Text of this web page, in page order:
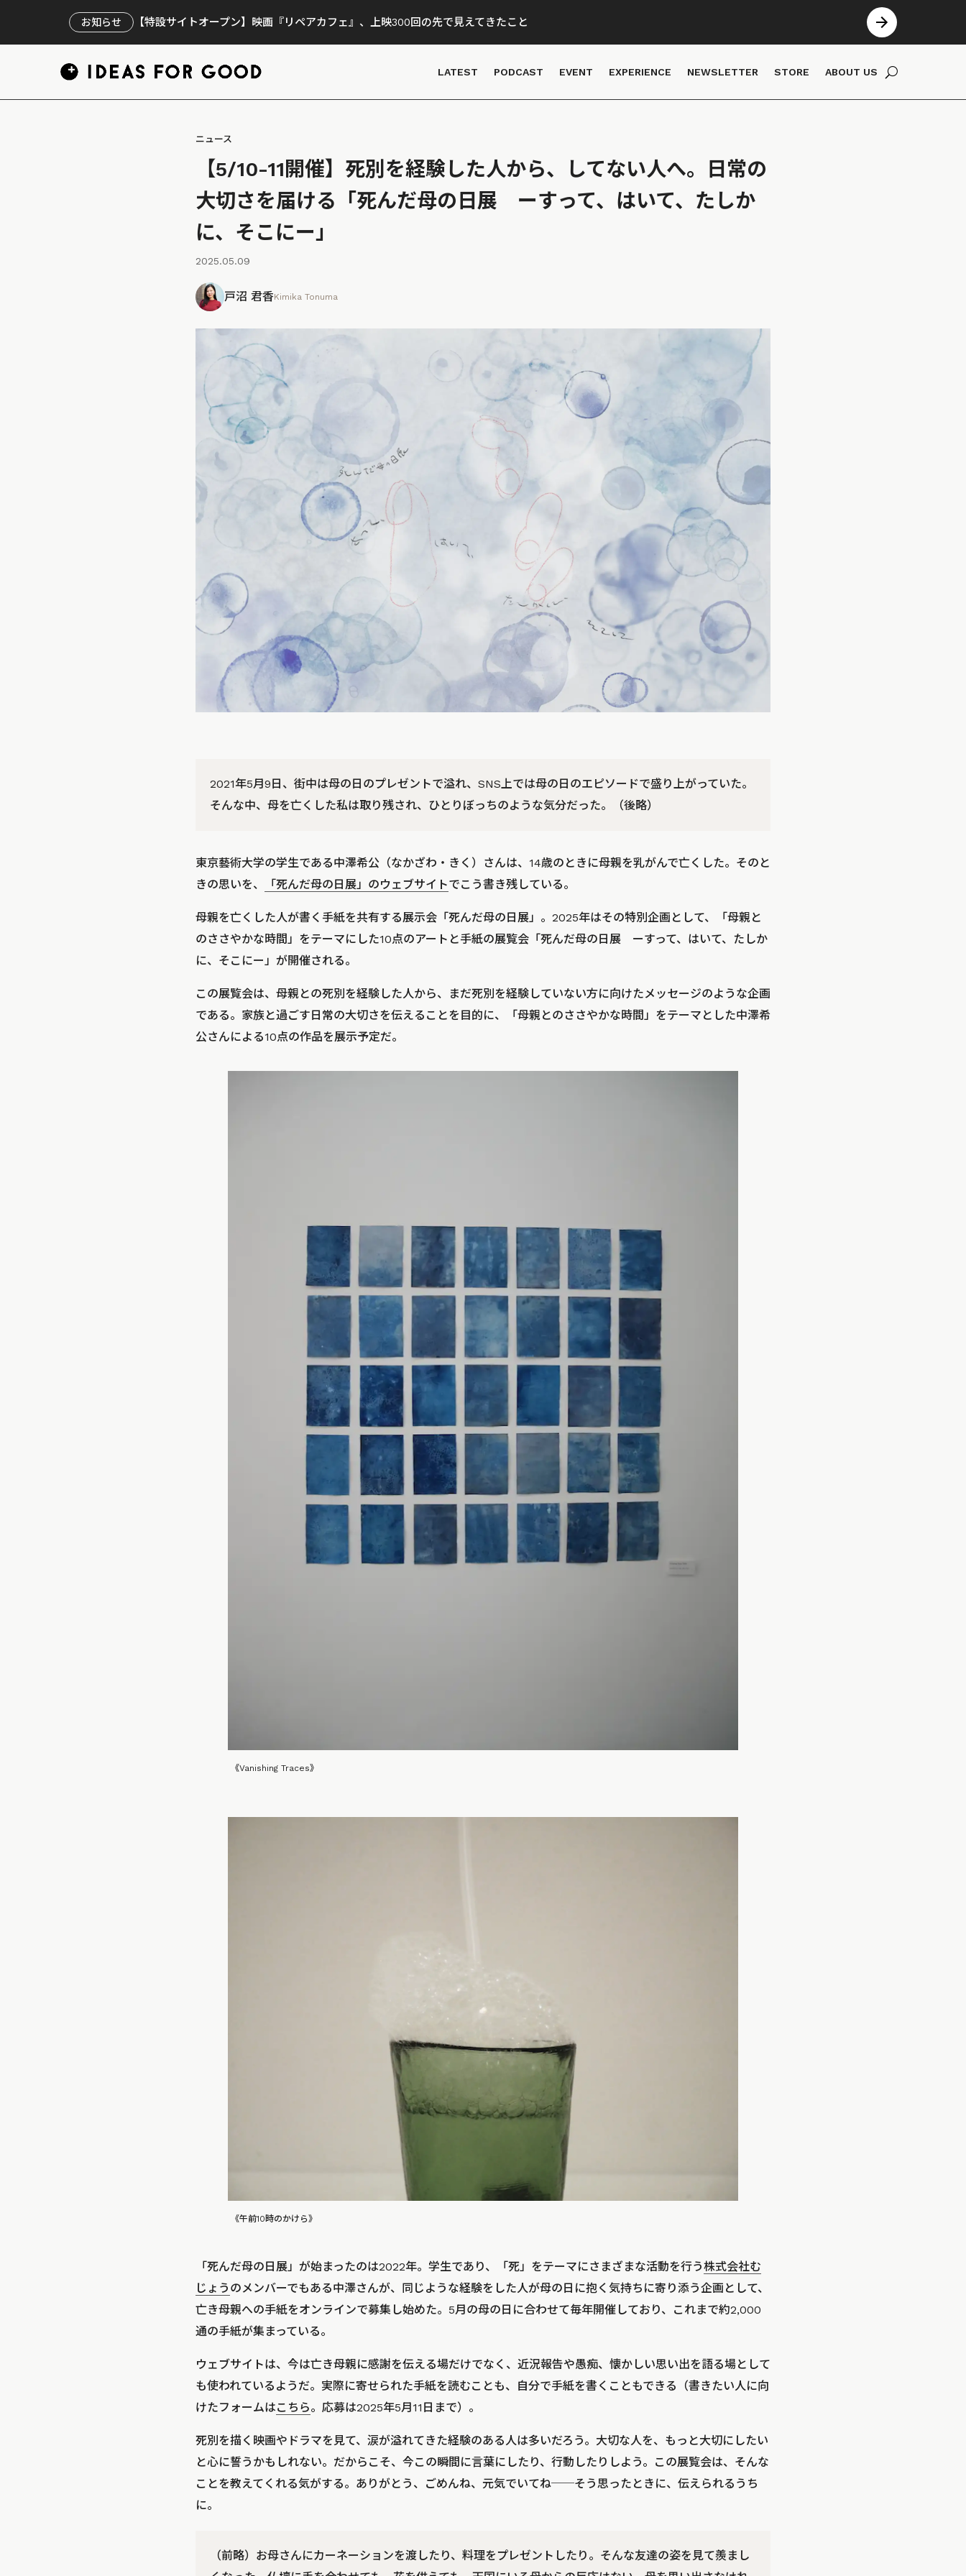
お知らせ 【特設サイトオープン】映画『リペアカフェ』、上映300回の先で見えてきたこと
LATEST PODCAST EVENT EXPERIENCE NEWSLETTER STORE ABOUT US
ニュース
【5/10-11開催】死別を経験した人から、してない人へ。日常の
大切さを届ける「死んだ母の日展 ーすって、はいて、たしか
に、そこにー」
2025.05.09
戸沼 君香Kimika Tonuma
2021年5月9日、街中は母の日のプレゼントで溢れ、SNS上では母の日のエピソードで盛り上がっていた。
そんな中、母を亡くした私は取り残され、ひとりぼっちのような気分だった。（後略）
東京藝術大学の学生である中澤希公（なかざわ・きく）さんは、14歳のときに母親を乳がんで亡くした。そのと
きの思いを、
「死んだ母の日展」のウェブサイトでこう書き残している。
母親を亡くした人が書く手紙を共有する展示会「死んだ母の日展」。2025年はその特別企画として、「母親と
のささやかな時間」をテーマにした10点のアートと手紙の展覧会「死んだ母の日展 ーすって、はいて、たしか
に、そこにー」が開催される。
この展覧会は、母親との死別を経験した人から、まだ死別を経験していない方に向けたメッセージのような企画
である。家族と過ごす日常の大切さを伝えることを目的に、「母親とのささやかな時間」をテーマとした中澤希
公さんによる10点の作品を展示予定だ。
《Vanishing Traces》
《午前10時のかけら》
「死んだ母の日展」が始まったのは2022年。学生であり、「死」をテーマにさまざまな活動を行う株式会社む
じょう のメンバーでもある中澤さんが、同じような経験をした人が母の日に抱く気持ちに寄り添う企画として、
亡き母親への手紙をオンラインで募集し始めた。5月の母の日に合わせて毎年開催しており、これまで約2,000
通の手紙が集まっている。
ウェブサイトは、今は亡き母親に感謝を伝える場だけでなく、近況報告や愚痴、懐かしい思い出を語る場として
も使われているようだ。実際に寄せられた手紙を読むことも、自分で手紙を書くこともできる（書きたい人に向
けたフォームはこちら。応募は2025年5月11日まで）。
死別を描く映画やドラマを見て、涙が溢れてきた経験のある人は多いだろう。大切な人を、もっと大切にしたい
と心に誓うかもしれない。だからこそ、今この瞬間に言葉にしたり、行動したりしよう。この展覧会は、そんな
ことを教えてくれる気がする。ありがとう、ごめんね、元気でいてね──そう思ったときに、伝えられるうち
に。
（前略）お母さんにカーネーションを渡したり、料理をプレゼントしたり。そんな友達の姿を見て羨まし